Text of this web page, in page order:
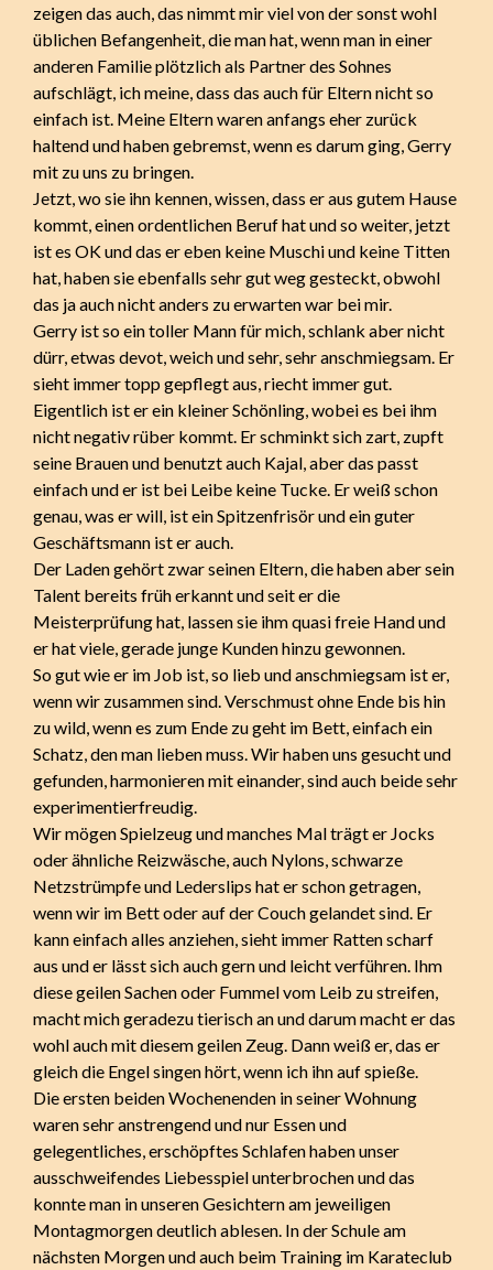
zeigen das auch, das nimmt mir viel von der sonst wohl
üblichen Befangenheit, die man hat, wenn man in einer
anderen Familie plötzlich als Partner des Sohnes
aufschlägt, ich meine, dass das auch für Eltern nicht so
einfach ist. Meine Eltern waren anfangs eher zurück
haltend und haben gebremst, wenn es darum ging, Gerry
mit zu uns zu bringen.
Jetzt, wo sie ihn kennen, wissen, dass er aus gutem Hause
kommt, einen ordentlichen Beruf hat und so weiter, jetzt
ist es OK und das er eben keine Muschi und keine Titten
hat, haben sie ebenfalls sehr gut weg gesteckt, obwohl
das ja auch nicht anders zu erwarten war bei mir.
Gerry ist so ein toller Mann für mich, schlank aber nicht
dürr, etwas devot, weich und sehr, sehr anschmiegsam. Er
sieht immer topp gepflegt aus, riecht immer gut.
Eigentlich ist er ein kleiner Schönling, wobei es bei ihm
nicht negativ rüber kommt. Er schminkt sich zart, zupft
seine Brauen und benutzt auch Kajal, aber das passt
einfach und er ist bei Leibe keine Tucke. Er weiß schon
genau, was er will, ist ein Spitzenfrisör und ein guter
Geschäftsmann ist er auch.
Der Laden gehört zwar seinen Eltern, die haben aber sein
Talent bereits früh erkannt und seit er die
Meisterprüfung hat, lassen sie ihm quasi freie Hand und
er hat viele, gerade junge Kunden hinzu gewonnen.
So gut wie er im Job ist, so lieb und anschmiegsam ist er,
wenn wir zusammen sind. Verschmust ohne Ende bis hin
zu wild, wenn es zum Ende zu geht im Bett, einfach ein
Schatz, den man lieben muss. Wir haben uns gesucht und
gefunden, harmonieren mit einander, sind auch beide sehr
experimentierfreudig.
Wir mögen Spielzeug und manches Mal trägt er Jocks
oder ähnliche Reizwäsche, auch Nylons, schwarze
Netzstrümpfe und Lederslips hat er schon getragen,
wenn wir im Bett oder auf der Couch gelandet sind. Er
kann einfach alles anziehen, sieht immer Ratten scharf
aus und er lässt sich auch gern und leicht verführen. Ihm
diese geilen Sachen oder Fummel vom Leib zu streifen,
macht mich geradezu tierisch an und darum macht er das
wohl auch mit diesem geilen Zeug. Dann weiß er, das er
gleich die Engel singen hört, wenn ich ihn auf spieße.
Die ersten beiden Wochenenden in seiner Wohnung
waren sehr anstrengend und nur Essen und
gelegentliches, erschöpftes Schlafen haben unser
ausschweifendes Liebesspiel unterbrochen und das
konnte man in unseren Gesichtern am jeweiligen
Montagmorgen deutlich ablesen. In der Schule am
nächsten Morgen und auch beim Training im Karateclub